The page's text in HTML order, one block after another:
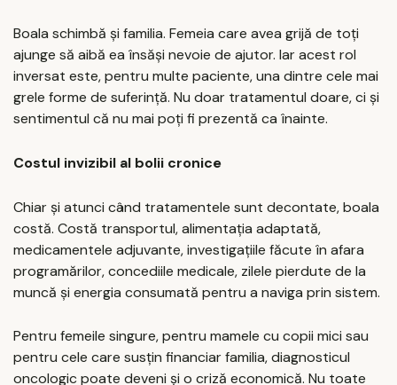
Boala schimbă și familia. Femeia care avea grijă de toți
ajunge să aibă ea însăși nevoie de ajutor. Iar acest rol
inversat este, pentru multe paciente, una dintre cele mai
grele forme de suferință. Nu doar tratamentul doare, ci și
sentimentul că nu mai poți fi prezentă ca înainte.
Costul invizibil al bolii cronice
Chiar și atunci când tratamentele sunt decontate, boala
costă. Costă transportul, alimentația adaptată,
medicamentele adjuvante, investigațiile făcute în afara
programărilor, concediile medicale, zilele pierdute de la
muncă și energia consumată pentru a naviga prin sistem.
Pentru femeile singure, pentru mamele cu copii mici sau
pentru cele care susțin financiar familia, diagnosticul
oncologic poate deveni și o criză economică. Nu toate